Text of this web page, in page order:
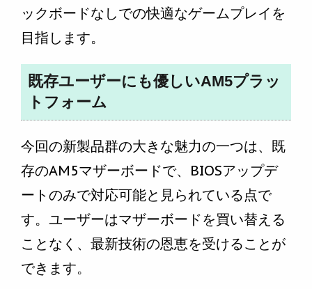
ックボードなしでの快適なゲームプレイを
目指します。
既存ユーザーにも優しいAM5プラッ
トフォーム
今回の新製品群の大きな魅力の一つは、既
存のAM5マザーボードで、BIOSアップデ
ートのみで対応可能と見られている点で
す。ユーザーはマザーボードを買い替える
ことなく、最新技術の恩恵を受けることが
できます。